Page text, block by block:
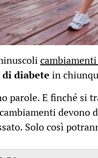
diabete in
parole. E finché si
devono
Solo così